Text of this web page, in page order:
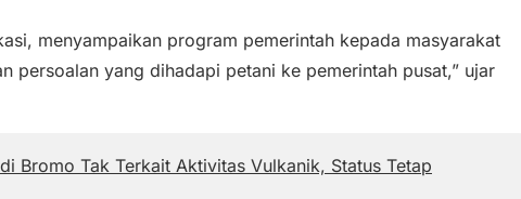
menyampaikan program pemerintah kepada masyarakat
persoalan yang dihadapi petani ke pemerintah pusat,” ujar
Bromo Tak Terkait Aktivitas Vulkanik, Status Tetap